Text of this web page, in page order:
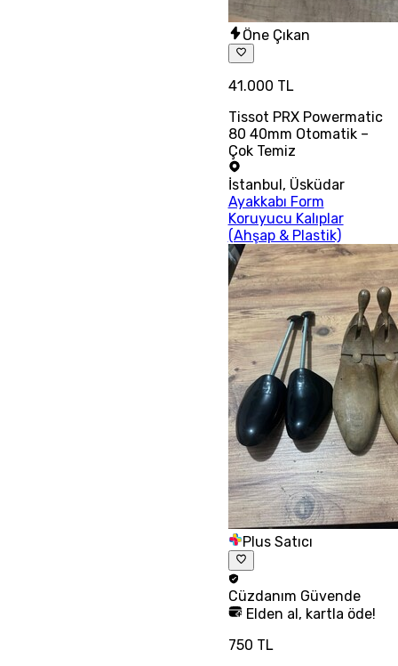
Öne Çıkan
41.000 TL
Tissot PRX Powermatic
80 40mm Otomatik –
Çok Temiz
İstanbul , Üsküdar
Ayakkabı Form
Koruyucu Kalıplar
(Ahşap & Plastik)
Plus Satıcı
Cüzdanım Güvende
Elden al, kartla öde!
750 TL